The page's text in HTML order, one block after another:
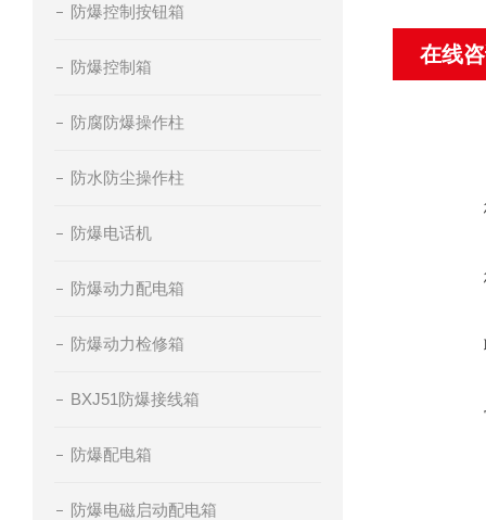
防爆控制按钮箱
防爆控制箱
防腐防爆操作柱
防水防尘操作柱
防爆电话机
防爆动力配电箱
防爆动力检修箱
BXJ51防爆接线箱
防爆配电箱
防爆电磁启动配电箱
在线